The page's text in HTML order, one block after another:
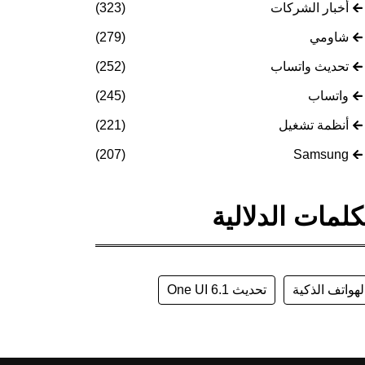
أخبار الشركات (323)
شاومي (279)
تحديث واتساب (252)
واتساب (245)
أنظمة تشغيل (221)
Samsung
(207)
الدلالية
الذكية تحديث One UI 6.1